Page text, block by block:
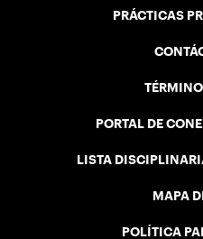
PRÁCTICAS
PORTAL DE
LISTA
MAPA
POLÍTICA